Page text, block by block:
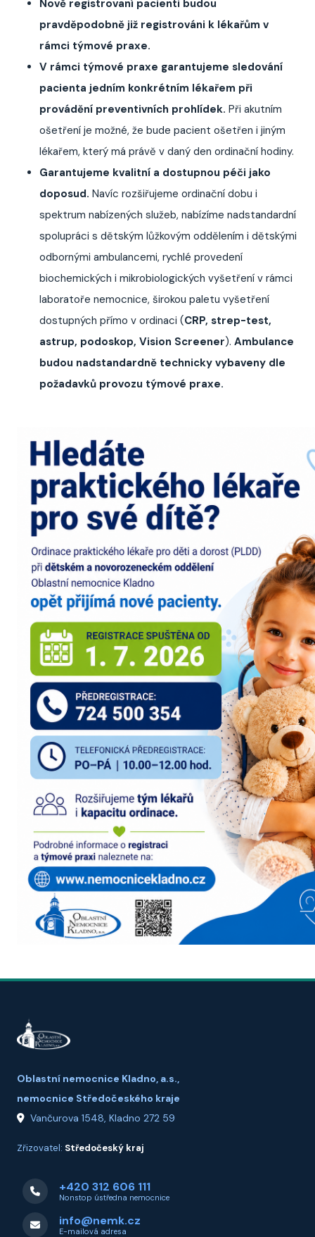
Nově registrovaní pacienti budou
pravděpodobně již registrováni k lékařům v
rámci týmové praxe.
V rámci týmové praxe garantujeme sledování
pacienta jedním konkrétním lékařem při
provádění preventivních prohlídek. Při akutním
ošetření je možné, že bude pacient ošetřen i jiným
lékařem, který má právě v daný den ordinační hodiny.
Garantujeme kvalitní a dostupnou péči jako
doposud. Navíc rozšiřujeme ordinační dobu i
spektrum nabízených služeb, nabízíme nadstandardní
spolupráci s dětským lůžkovým oddělením i dětskými
odbornými ambulancemi, rychlé provedení
biochemických i mikrobiologických vyšetření v rámci
laboratoře nemocnice, širokou paletu vyšetření
dostupných přímo v ordinaci (CRP, strep-test,
astrup, podoskop, Vision Screener). Ambulance
budou nadstandardně technicky vybaveny dle
požadavků provozu týmové praxe.
Oblastní nemocnice Kladno, a.s.,
nemocnice Středočeského kraje
Vančurova 1548, Kladno 272 59
Zřizovatel: Středočeský kraj
+420 312 606 111
Nonstop ústředna nemocnice
info@nemk.cz
E-mailová adresa